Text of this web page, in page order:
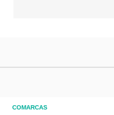
COMARCAS